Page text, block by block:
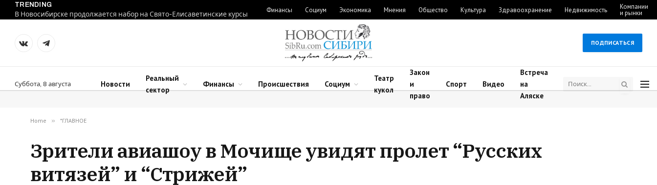
TRENDING
В Новосибирске продолжается набор на Свято-Елисаветинские курсы
Финансы Социум Экономика Мнения Общество Культура Здравоохранение Недвижимость Компании
и рынки
VKontakteTelegram
ПОДПИСАТЬСЯ
Суббота, 8 августа Новости
Реальный
сектор
Финансы Происшествия Социум
Театр
кукол
Закон
и
право
Спорт Видео
Встреча
на
Аляске
Home » *ГЛАВНОЕ
Зрители авиашоу в Мочище увидят пролет “Русских
витязей” и “Стрижей”